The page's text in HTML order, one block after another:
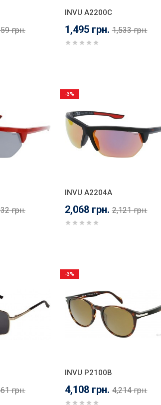
грн.
INVU A2200C
1,495 грн. 1,533 грн.
грн.
INVU A2204A
2,068 грн. 2,121 грн.
-3%
грн.
INVU P2100B
4,108 грн. 4,214 грн.
-3%